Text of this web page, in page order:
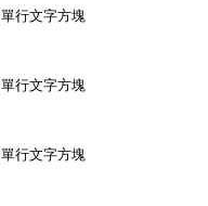
單行文字方塊
單行文字方塊
單行文字方塊